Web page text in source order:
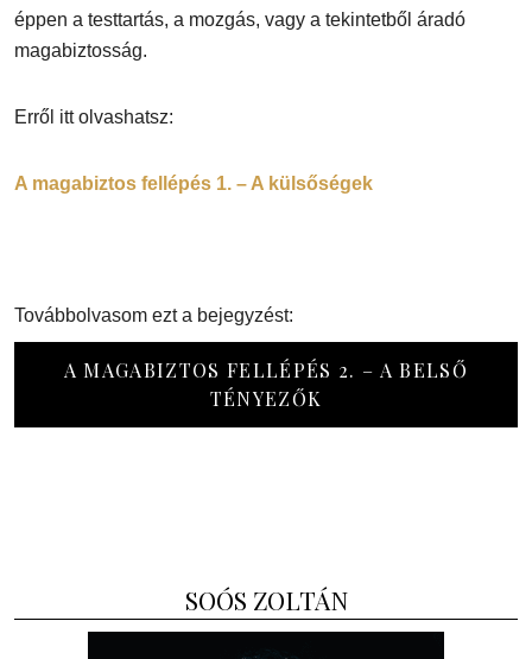
éppen a testtartás, a mozgás, vagy a tekintetből áradó
magabiztosság.
Erről itt olvashatsz:
A magabiztos fellépés 1. – A külsőségek
Továbbolvasom ezt a bejegyzést:
A MAGABIZTOS FELLÉPÉS 2. – A BELSŐ
TÉNYEZŐK
SOÓS ZOLTÁN